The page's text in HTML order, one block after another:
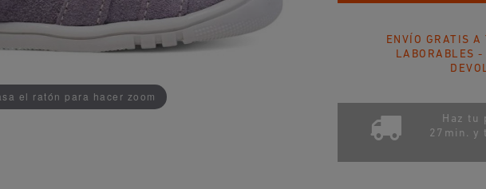
el ratón para hacer zoom
ENVÍO GRATIS
LABORABLES
Haz tu
27min. y